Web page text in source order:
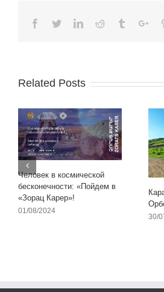
Facebook
TwitterLinkedinReddit Tumblr
Related Posts
Человек в космической
бесконечности: «Пойдем в
«Зорац Карер»!
01/08/2024
30/